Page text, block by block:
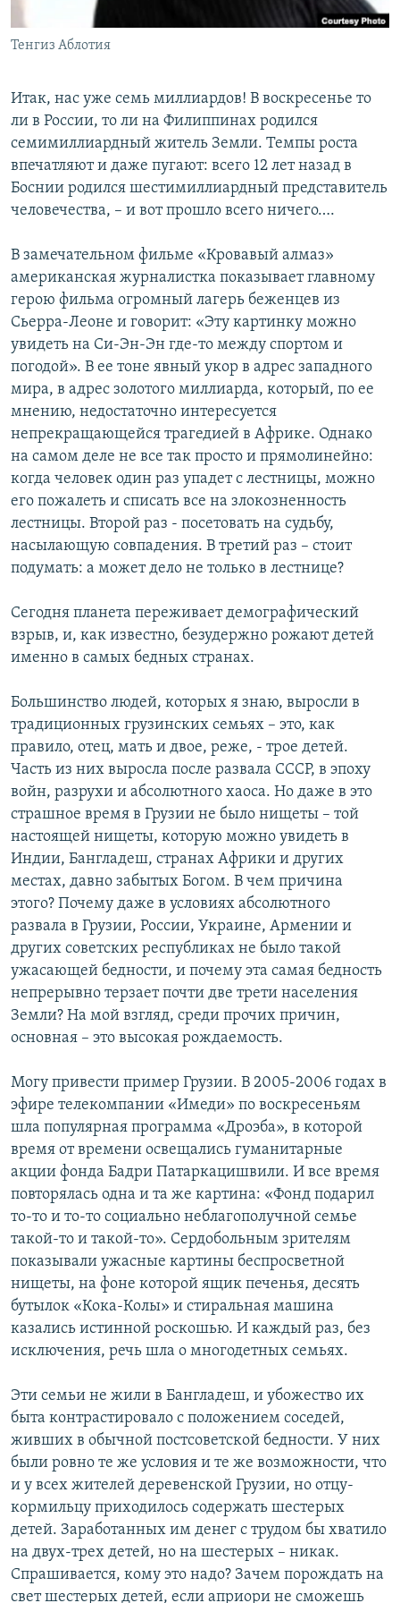
Հայերեն
Русский
Все сайты Радио Азатутюн
Тенгиз Аблотия
Итак, нас уже семь миллиардов! В воскресенье то
ли в России, то ли на Филиппинах родился
семимиллиардный житель Земли. Темпы роста
впечатляют и даже пугают: всего 12 лет назад в
Боснии родился шестимиллиардный представитель
человечества, – и вот прошло всего ничего….
В замечательном фильме «Кровавый алмаз»
американская журналистка показывает главному
герою фильма огромный лагерь беженцев из
Сьерра-Леоне и говорит: «Эту картинку можно
увидеть на Си-Эн-Эн где-то между спортом и
погодой». В ее тоне явный укор в адрес западного
мира, в адрес золотого миллиарда, который, по ее
мнению, недостаточно интересуется
непрекращающейся трагедией в Африке. Однако
на самом деле не все так просто и прямолинейно:
когда человек один раз упадет с лестницы, можно
его пожалеть и списать все на злокозненность
лестницы. Второй раз - посетовать на судьбу,
насылающую совпадения. В третий раз – стоит
подумать: а может дело не только в лестнице?
Сегодня планета переживает демографический
взрыв, и, как известно, безудержно рожают детей
именно в самых бедных странах.
Большинство людей, которых я знаю, выросли в
традиционных грузинских семьях – это, как
правило, отец, мать и двое, реже, - трое детей.
Часть из них выросла после развала СССР, в эпоху
войн, разрухи и абсолютного хаоса. Но даже в это
страшное время в Грузии не было нищеты – той
настоящей нищеты, которую можно увидеть в
Индии, Бангладеш, странах Африки и других
местах, давно забытых Богом. В чем причина
этого? Почему даже в условиях абсолютного
развала в Грузии, России, Украине, Армении и
других советских республиках не было такой
ужасающей бедности, и почему эта самая бедность
непрерывно терзает почти две трети населения
Земли? На мой взгляд, среди прочих причин,
основная – это высокая рождаемость.
Могу привести пример Грузии. В 2005-2006 годах в
эфире телекомпании «Имеди» по воскресеньям
шла популярная программа «Дроэба», в которой
время от времени освещались гуманитарные
акции фонда Бадри Патаркацишвили. И все время
повторялась одна и та же картина: «Фонд подарил
то-то и то-то социально неблагополучной семье
такой-то и такой-то». Сердобольным зрителям
показывали ужасные картины беспросветной
нищеты, на фоне которой ящик печенья, десять
бутылок «Кока-Колы» и стиральная машина
казались истинной роскошью. И каждый раз, без
исключения, речь шла о многодетных семьях.
Эти семьи не жили в Бангладеш, и убожество их
быта контрастировало с положением соседей,
живших в обычной постсоветской бедности. У них
были ровно те же условия и те же возможности, что
и у всех жителей деревенской Грузии, но отцу-
кормильцу приходилось содержать шестерых
детей. Заработанных им денег с трудом бы хватило
на двух-трех детей, но на шестерых – никак.
Спрашивается, кому это надо? Зачем порождать на
свет шестерых детей, если априори не сможешь